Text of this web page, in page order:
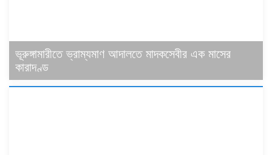
ভূরুঙ্গামারীতে ভ্রাম্যমাণ আদালতে মাদকসেবীর এক মাসের
কারাদণ্ড